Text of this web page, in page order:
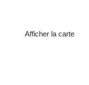
Afficher la carte